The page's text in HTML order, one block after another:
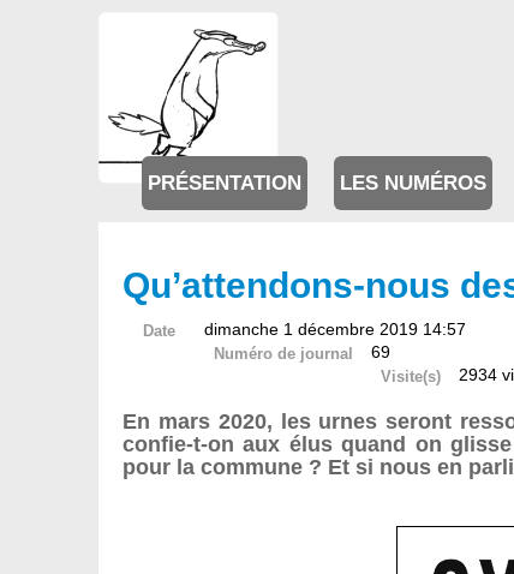
PRÉSENTATION LES NUMÉROS
Qu’attendons-nous
Date dimanche 1 décembre 2019 14:57
Numéro de journal 69
Visite(s) 2934
En mars 2020, les urnes seront
confie-t-on aux élus quand on
pour la commune ? Et si nous en